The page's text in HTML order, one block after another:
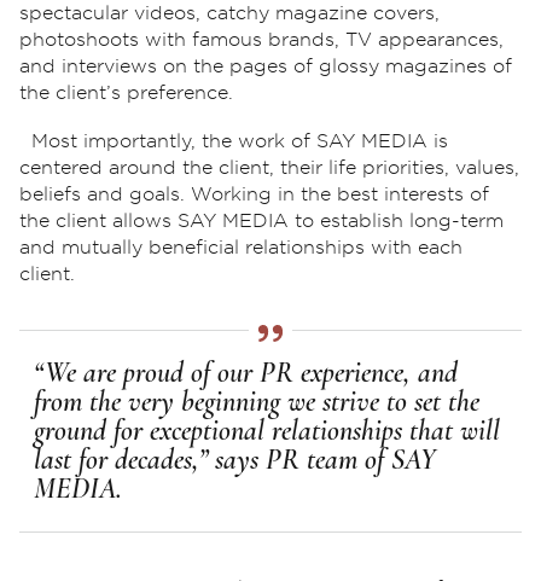
spectacular videos, catchy magazine covers,
photoshoots with famous brands, TV appearances,
and interviews on the pages of glossy magazines of
the client’s preference.
Most importantly, the work of SAY MEDIA is
centered around the client, their life priorities, values,
beliefs and goals. Working in the best interests of
the client allows SAY MEDIA to establish long-term
and mutually beneficial relationships with each
client.
“We are proud of our PR experience, and
from the very beginning we strive to set the
ground for exceptional relationships that will
last for decades,” says PR team of SAY
MEDIA.